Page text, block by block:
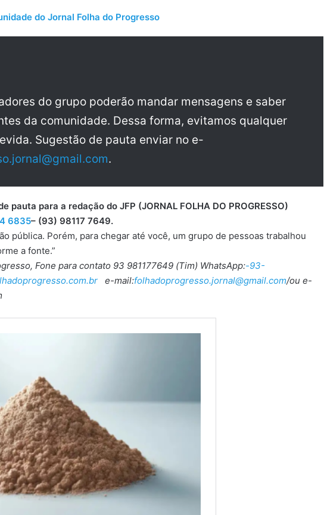
do Jornal Folha do Progresso
do grupo poderão mandar mensagens e saber
da comunidade. Dessa forma, evitamos qualquer
Sugestão de pauta enviar no e-
.
pauta para a redação do JFP (JORNAL FOLHA DO PROGRESSO)
6835– (93) 98117 7649.
pública. Porém, para chegar até você, um grupo de pessoas trabalhou
a fonte.”
Fone para contato 93 981177649 (Tim) WhatsApp:-93-
e-mail:folhadoprogresso.jornal@gmail.com/ou e-